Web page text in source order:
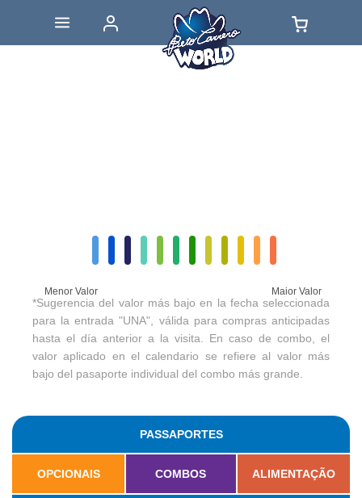
Menor Valor Maior Valor
*Sugerencia del valor más bajo en la fecha seleccionada
para la entrada "UNA", válida para compras anticipadas
hasta el día anterior a la visita. En caso de combo, el
valor aplicado en el calendario se refiere al valor más
bajo del pasaporte individual del combo más grande.
PASSAPORTES
OPCIONAIS COMBOS ALIMENTAÇÃO